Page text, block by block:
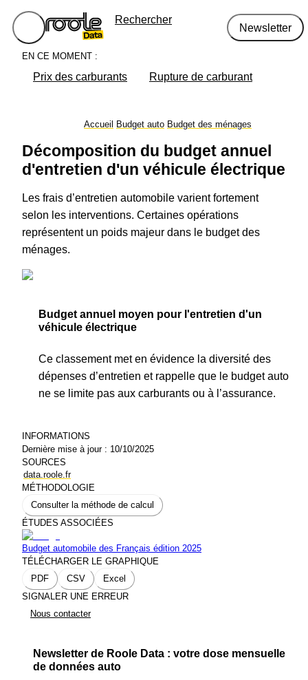
Rechercher
Newsletter
EN CE MOMENT :
Prix des carburants Rupture de carburant
Accueil Budget auto Budget des ménages
Décomposition du budget annuel
d'entretien d'un véhicule électrique
Les frais d’entretien automobile varient fortement
selon les interventions. Certaines opérations
représentent un poids majeur dans le budget des
ménages.
Budget annuel moyen pour l'entretien d'un
véhicule électrique
Ce classement met en évidence la diversité des
dépenses d’entretien et rappelle que le budget auto
ne se limite pas aux carburants ou à l’assurance.
INFORMATIONS
Dernière mise à jour : 10/10/2025
SOURCES
data.roole.fr
MÉTHODOLOGIE
Consulter la méthode de calcul
ÉTUDES ASSOCIÉES
Budget automobile des Français édition 2025
TÉLÉCHARGER LE GRAPHIQUE
PDF
CSV
Excel
SIGNALER UNE ERREUR
Nous contacter
Newsletter de Roole Data : votre dose mensuelle
de données auto